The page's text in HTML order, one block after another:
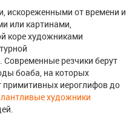
искореженными от времени и
или картинами,
коре художниками
резчики берут
боаба, на которых
иероглифов до
художники